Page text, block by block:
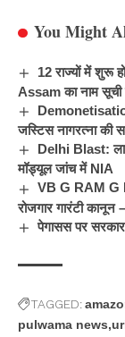
You Might
12 राज्यों में शुरू
Assam का नाम सूची
जस्टिस नागरत्ना की
Delhi Blast:
मॉड्यूल जांच में NIA
VB G RAM G
रोजगार गारंटी कानून
पेगासस पर
TAGGED:
pulwama news